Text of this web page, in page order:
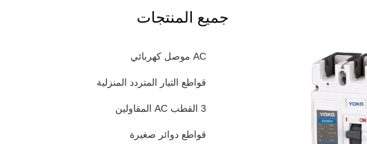
جميع المنتجات
AC موصل كهربائي
قواطع التيار المتردد المنزلية
3 القطب AC المقاولين
قواطع دوائر صغيرة